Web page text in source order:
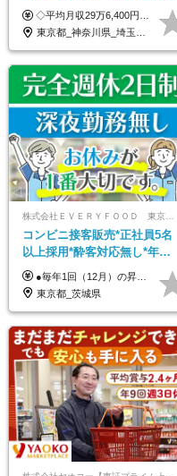
正社員デビューOK/20代～30
代活躍中/全国募集
◇平均月収29万6,400円(各種手当含む) ◇住宅手当⇒最大家賃の半額支給 ◇賞与年2回支給 ■月給22万5,000円以上＋地域手当＋時間外手当＋住宅手当＋家族手当 ※経験やスキルに応じて給与を決定します ※試用期間2ヶ月あり（期間内は時給1,060円以上となります） └地域により上がる可能性があり／例：東京都時給1,370円 └その他待遇に差異なし ＜モデル月収例＞ 1年目：296,400円 3年目：320,000円 【固定残業代について】 なし（残業代は、実際の労働時間に応じて別途全額支給）
東京都_神奈川県_埼玉県_千葉県_大阪府_愛知県_北海道_青森県_岩手県_宮城県_秋田県_山形県_福島県_茨城県_群馬県_新潟県_山梨県_長野県_富山県_石川県_静岡県_岐阜県_三重県_兵庫県_京都府_滋賀県_奈良県_和歌山県_広島県_岡山県_鳥取県_島根県_山口県_徳島県_香川県_愛媛県_高知県_福岡県_熊本県_佐賀県_長崎県_大分県_宮崎県_沖縄県
株式会社ＥＶＥＲＹＦＯＯＤ 東京本社
コンビニ接客販売*正社員5名
以上採用*酔客対応無し*年休
120日～*創業59年の安定基盤*
コンビニ経験者優遇
●毎年1回（12月）の昇給で給与にしっかり反映！ ●賞与年2回あり（6月・12月） 月給26万円＋賞与年2回＋交通費全額支給 役職の有無にかかわらず、日々の頑張りは正当に評価します！ リーダー・店長昇格後は等級に合わせて給与UP＋役職手当があるので、 納得感を持って働くことができます◎ ※経験・スキルを考慮の上、決定します ※上記金額には固定残業代（21時間分・3万7300円以上）を含みます。超過分は別途全額支給します ※試用期間3ヶ月間あり（期間中の給与・待遇に差異はありません）
東京都_茨城県